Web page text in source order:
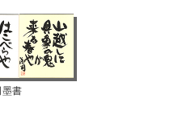
墨書